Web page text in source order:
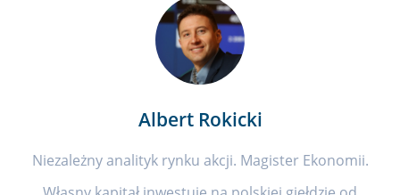
Albert Rokicki
Niezależny analityk rynku akcji. Magister Ekonomii.